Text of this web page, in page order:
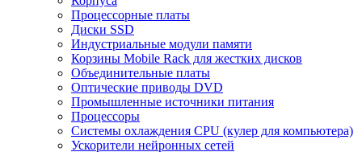
Процессорные платы
Диски SSD
Индустриальные модули памяти
Корзины Mobile Rack для жестких дисков
Объединительные платы
Оптические приводы DVD
Промышленные источники питания
Процессоры
Системы охлаждения CPU (кулер для компьютера)
Ускорители нейронных сетей